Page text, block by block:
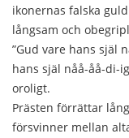
ikonernas falska
långsam och
”Gud vare hans själ
hans själ nåå-åå-di-
oroligt.
Prästen förrättar
försvinner mellan